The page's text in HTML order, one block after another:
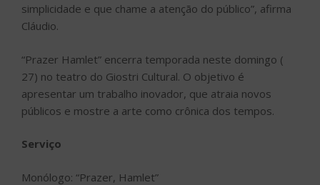
simplicidade e que chame a atenção do público”, afirma
Cláudio.
“Prazer Hamlet” encerra temporada neste domingo (
27) no teatro do Giostri Cultural. O objetivo é
apresentar um trabalho inovador, que atraia novos
públicos e mostre a arte como crônica dos tempos.
Serviço
Monólogo: “Prazer, Hamlet”